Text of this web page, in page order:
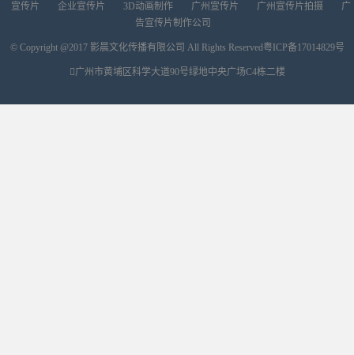
宣传片
企业宣传片 3D动画制作 广州宣传片 广州宣传片拍摄
广
告宣传片制作公司
© Copyright @2017 影晨文化传播有限公司 All Rights Reserved粤ICP备17014829号
广州市黄埔区科学大道90号绿地中央广场C4栋二楼